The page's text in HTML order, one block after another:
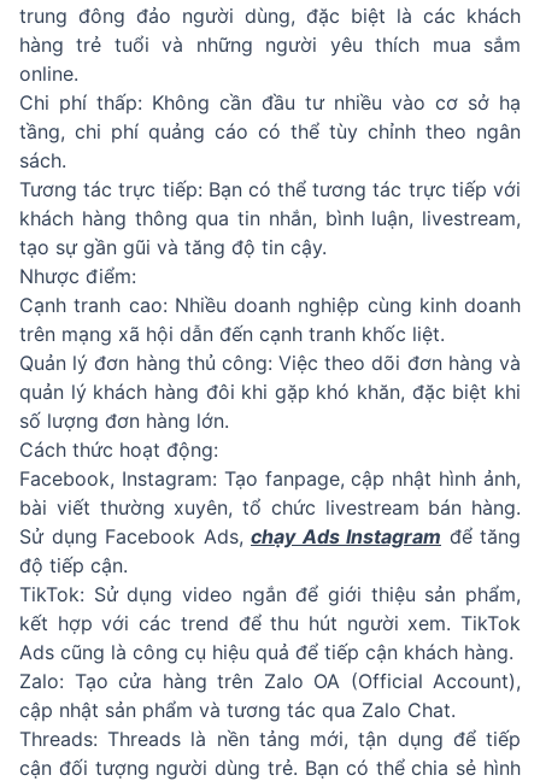
trung đông đảo người dùng, đặc biệt là các khách
hàng trẻ tuổi và những người yêu thích mua sắm
online.
Chi phí thấp: Không cần đầu tư nhiều vào cơ sở hạ
tầng, chi phí quảng cáo có thể tùy chỉnh theo ngân
sách.
Tương tác trực tiếp: Bạn có thể tương tác trực tiếp với
khách hàng thông qua tin nhắn, bình luận, livestream,
tạo sự gần gũi và tăng độ tin cậy.
Nhược điểm:
Cạnh tranh cao: Nhiều doanh nghiệp cùng kinh doanh
trên mạng xã hội dẫn đến cạnh tranh khốc liệt.
Quản lý đơn hàng thủ công: Việc theo dõi đơn hàng và
quản lý khách hàng đôi khi gặp khó khăn, đặc biệt khi
số lượng đơn hàng lớn.
Cách thức hoạt động:
Facebook, Instagram: Tạo fanpage, cập nhật hình ảnh,
bài viết thường xuyên, tổ chức livestream bán hàng.
Sử dụng Facebook Ads, chạy Ads Instagram để tăng
độ tiếp cận.
TikTok: Sử dụng video ngắn để giới thiệu sản phẩm,
kết hợp với các trend để thu hút người xem. TikTok
Ads cũng là công cụ hiệu quả để tiếp cận khách hàng.
Zalo: Tạo cửa hàng trên Zalo OA (Official Account),
cập nhật sản phẩm và tương tác qua Zalo Chat.
Threads: Threads là nền tảng mới, tận dụng để tiếp
cận đối tượng người dùng trẻ. Bạn có thể chia sẻ hình